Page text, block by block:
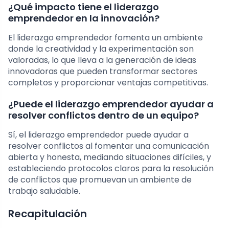
¿Qué impacto tiene el liderazgo
emprendedor en la innovación?
El liderazgo emprendedor fomenta un ambiente
donde la creatividad y la experimentación son
valoradas, lo que lleva a la generación de ideas
innovadoras que pueden transformar sectores
completos y proporcionar ventajas competitivas.
¿Puede el liderazgo emprendedor ayudar a
resolver conflictos dentro de un equipo?
Sí, el liderazgo emprendedor puede ayudar a
resolver conflictos al fomentar una comunicación
abierta y honesta, mediando situaciones difíciles, y
estableciendo protocolos claros para la resolución
de conflictos que promuevan un ambiente de
trabajo saludable.
Recapitulación